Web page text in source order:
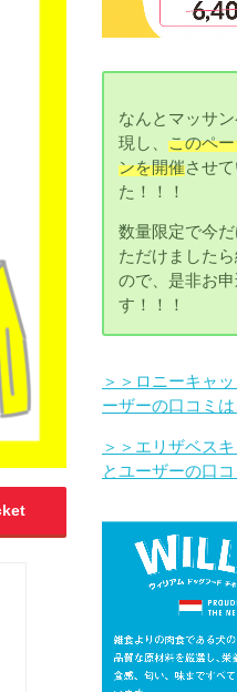
なんとマッサ
現し、このペ
ンを開催させ
た！！！
数量限定で今
ただけました
ので、是非お
す！！！
＞＞ロニーキャ
ーザーの口コミ
＞＞エリザベス
とユーザーの口